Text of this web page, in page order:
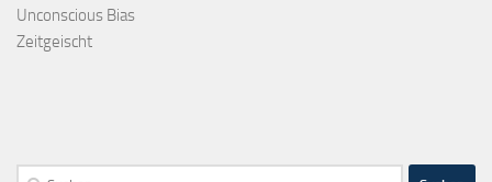
Unconscious Bias
Zeitgeischt